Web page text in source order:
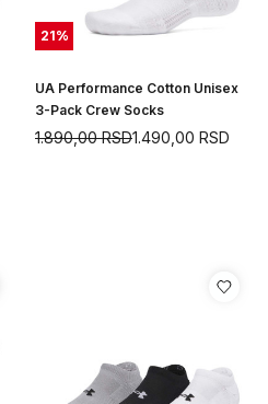
21%
UA Performance Cotton Unisex
3-Pack Crew Socks
1.490,00 RSD
1.890,00RSD